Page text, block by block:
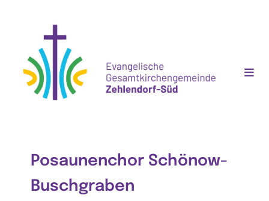
Posaunenchor Schönow-
Buschgraben